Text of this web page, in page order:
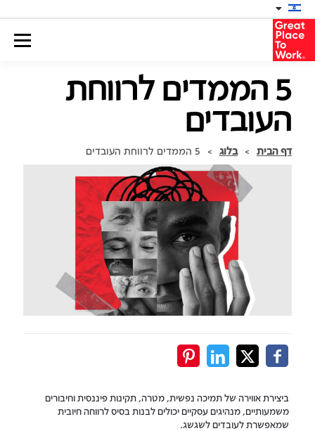
5 הממדים לרווחת
העובדים
5 הממדים לרווחת העובדים בלוג > דף הבית >
ביצירת אווירה של תמיכה נפשית, מטרה, תקינות פיננסית וחיבורים
משמעותיים, מנהיגים עסקיים יכולים לבנות בסיס לרווחה חיובית
שמאפשרת לעובדים לשגשג.